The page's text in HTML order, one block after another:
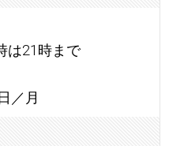
は21時まで
／月